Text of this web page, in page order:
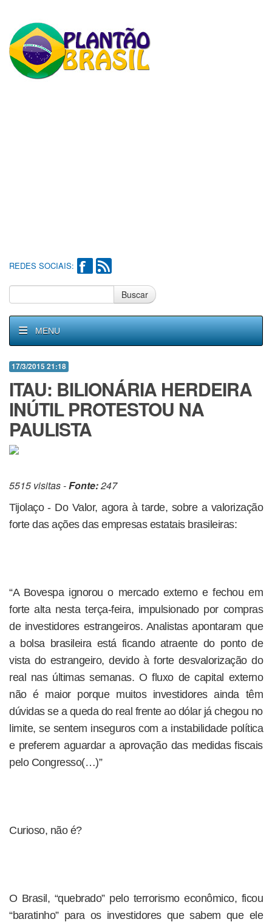
REDES SOCIAIS:
Buscar
MENU
17/3/2015 21:18
ITAU: BILIONÁRIA HERDEIRA
INÚTIL PROTESTOU NA
PAULISTA
5515 visitas -Fonte:247
Tijolaço - Do Valor, agora à tarde, sobre a valorização
forte das ações das empresas estatais brasileiras:
“A Bovespa ignorou o mercado externo e fechou em
forte alta nesta terça-feira, impulsionado por compras
de investidores estrangeiros. Analistas apontaram que
a bolsa brasileira está ficando atraente do ponto de
vista do estrangeiro, devido à forte desvalorização do
real nas últimas semanas. O fluxo de capital externo
não é maior porque muitos investidores ainda têm
dúvidas se a queda do real frente ao dólar já chegou no
limite, se sentem inseguros com a instabilidade política
e preferem aguardar a aprovação das medidas fiscais
pelo Congresso(…)”
Curioso, não é?
O Brasil, “quebrado” pelo terrorismo econômico, ficou
“baratinho” para os investidores que sabem que ele